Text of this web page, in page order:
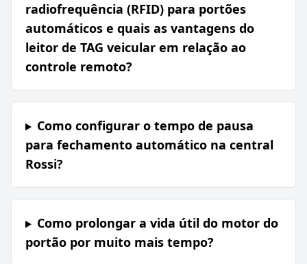
radiofrequência (RFID) para portões
automáticos e quais as vantagens do
leitor de TAG veicular em relação ao
controle remoto?
Como configurar o tempo de pausa
para fechamento automático na central
Rossi?
Como prolongar a vida útil do motor do
portão por muito mais tempo?